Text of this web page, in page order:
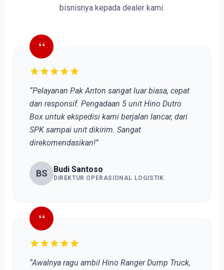
bisnisnya kepada dealer kami.
“
“Pelayanan Pak Anton sangat luar biasa, cepat
dan responsif. Pengadaan 5 unit Hino Dutro
Box untuk ekspedisi kami berjalan lancar, dari
SPK sampai unit dikirim. Sangat
direkomendasikan!”
BS Budi Santoso
DIREKTUR OPERASIONAL LOGISTIK
“
“Awalnya ragu ambil Hino Ranger Dump Truck,